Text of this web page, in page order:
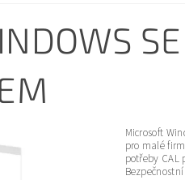
Microsoft
pro malé
potřeby CAL